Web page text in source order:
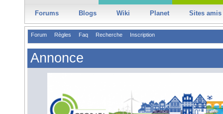
Forums Blogs Wiki Planet Sites amis
Forum Règles Faq Recherche Inscription
Annonce